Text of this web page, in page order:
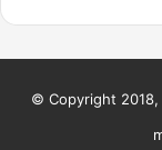
© Copyright 2018,